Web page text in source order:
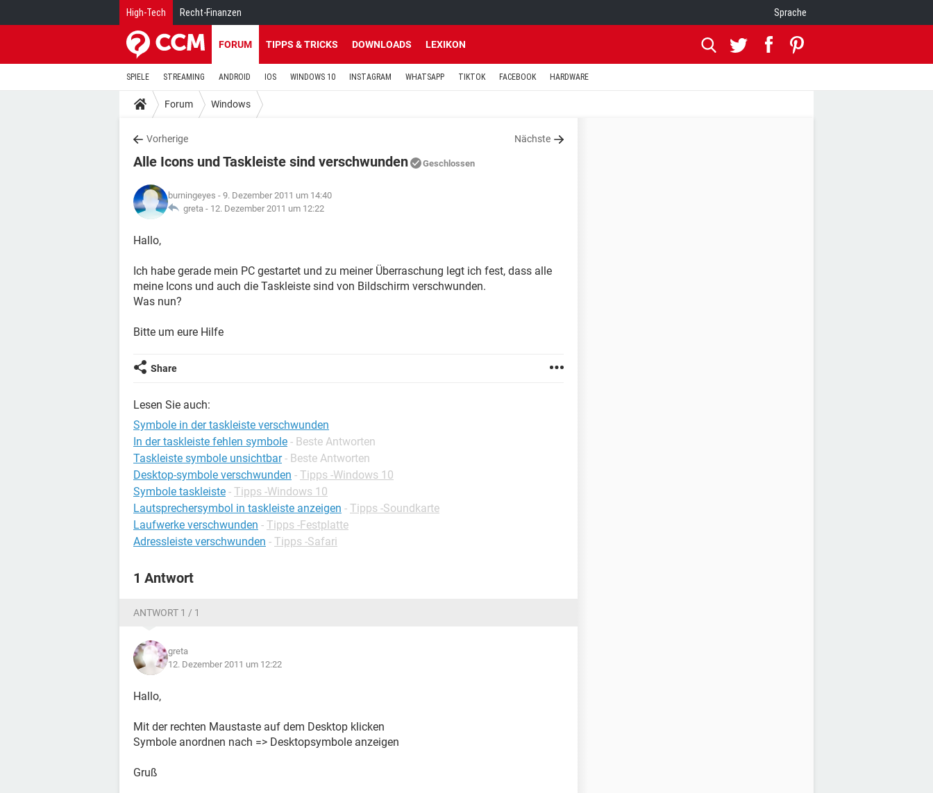
High-Tech Recht-Finanzen Sprache
FORUM TIPPS & TRICKS DOWNLOADS LEXIKON
SPIELE STREAMING ANDROID IOS WINDOWS 10 INSTAGRAM WHATSAPP TIKTOK FACEBOOK HARDWARE
Forum Windows
Vorherige Nächste
Alle Icons und Taskleiste sind verschwunden Geschlossen
burningeyes - 9. Dezember 2011 um 14:40
greta - 12. Dezember 2011 um 12:22
Hallo,
Ich habe gerade mein PC gestartet und zu meiner Überraschung legt ich fest, dass alle
meine Icons und auch die Taskleiste sind von Bildschirm verschwunden.
Was nun?
Bitte um eure Hilfe
Share
Lesen Sie auch:
Symbole in der taskleiste verschwunden
In der taskleiste fehlen symbole - Beste Antworten
Taskleiste symbole unsichtbar - Beste Antworten
Desktop-symbole verschwunden - Tipps -Windows 10
Symbole taskleiste - Tipps -Windows 10
Lautsprechersymbol in taskleiste anzeigen - Tipps -Soundkarte
Laufwerke verschwunden - Tipps -Festplatte
Adressleiste verschwunden - Tipps -Safari
1 Antwort
ANTWORT 1 / 1
greta
12. Dezember 2011 um 12:22
Hallo,
Mit der rechten Maustaste auf dem Desktop klicken
Symbole anordnen nach => Desktopsymbole anzeigen
Gruß